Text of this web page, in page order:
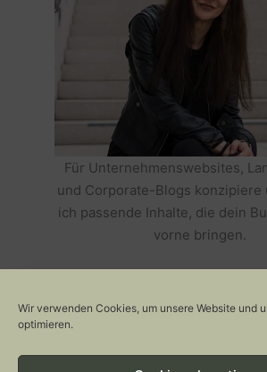
Wir verwenden Cookies, um unsere Website und
optimieren.
Für Unternehmenswebsites,
und Corporate-Blogs konzipiere
ich passende Inhalte, die dein
vorne bringen.
ERFOLGREICH